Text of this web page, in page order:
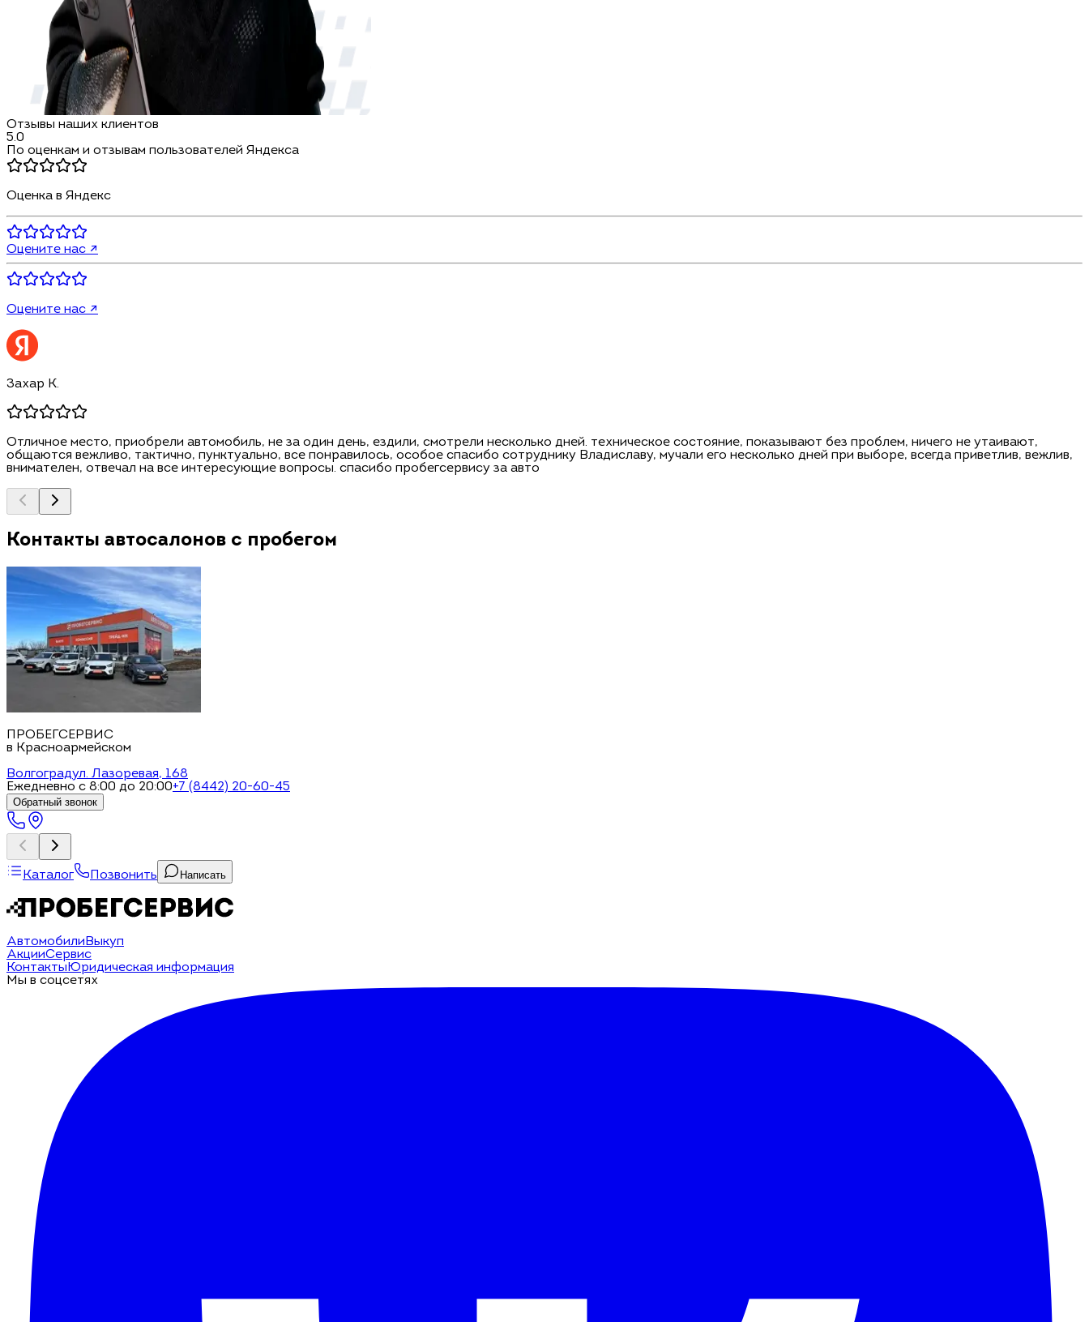
Отзывы наших клиентов
5.0
По оценкам и отзывам пользователей Яндекса
Оценка в Яндекс
Оцените нас ↗
Оцените нас ↗
Захар К.
Отличное место, приобрели автомобиль, не за один день, ездили, смотрели несколько дней. техническое состояние, показывают без проблем, ничего не утаивают,
общаются вежливо, тактично, пунктуально, все понравилось, особое спасибо сотруднику Владиславу, мучали его несколько дней при выборе, всегда приветлив, вежлив,
внимателен, отвечал на все интересующие вопросы. спасибо пробегсервису за авто
Контакты автосалонов с пробегом
ПРОБЕГСЕРВИС
в Красноармейском
Волгоградул. Лазоревая, 168
Ежедневно с 8:00 до 20:00+7 (8442) 20-60-45
Обратный звонок
Каталог Позвонить Написать
Автомобили Выкуп
АкцииСервис
Контакты Юридическая информация
Мы в соцсетях